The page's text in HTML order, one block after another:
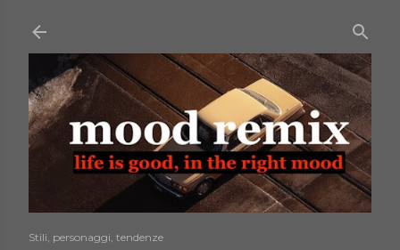
Stili, personaggi, tendenze